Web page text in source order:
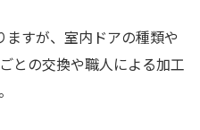
ますが、室内ドアの種類や
との交換や職人による加工